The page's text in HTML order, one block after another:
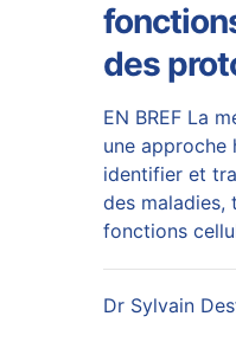
des
EN BREF La
une approche
identifier et
des maladies,
fonctions
Dr Sylvain